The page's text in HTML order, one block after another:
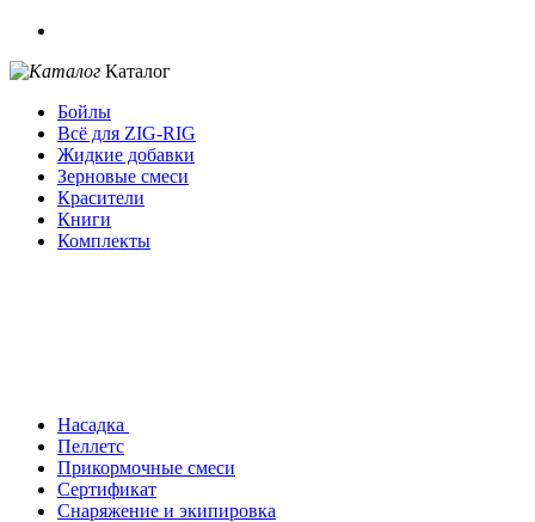
Каталог
Бойлы
Всё для ZIG-RIG
Жидкие добавки
Зерновые смеси
Красители
Книги
Комплекты
Насадка
Пеллетс
Прикормочные смеси
Сертификат
Снаряжение и экипировка